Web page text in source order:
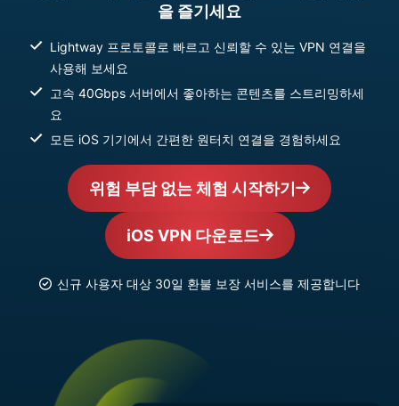
을 즐기세요
Lightway 프로토콜로 빠르고 신뢰할 수 있는 VPN 연결을
사용해 보세요
고속 40Gbps 서버에서 좋아하는 콘텐츠를 스트리밍하세
요
모든 iOS 기기에서 간편한 원터치 연결을 경험하세요
위험 부담 없는 체험 시작하기
iOS VPN 다운로드
신규 사용자 대상 30일 환불 보장 서비스를 제공합니다